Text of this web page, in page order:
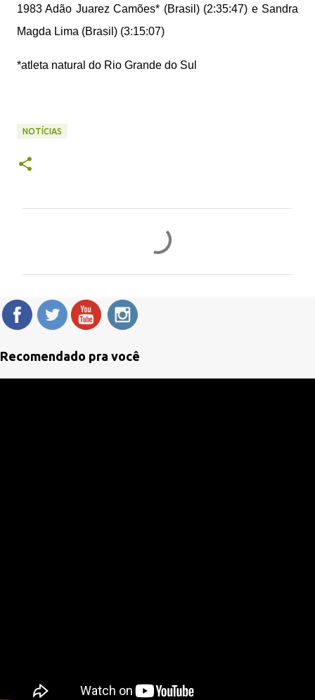
1983 Adão Juarez Camões* (Brasil) (2:35:47) e Sandra
Magda Lima (Brasil) (3:15:07)
*atleta natural do Rio Grande do Sul
NOTÍCIAS
n
t
Recomendado pra você